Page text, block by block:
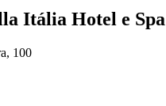
Itália Hotel e Spa
100